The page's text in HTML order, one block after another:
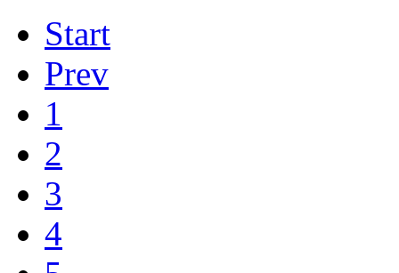
Start
Prev
1
2
3
4